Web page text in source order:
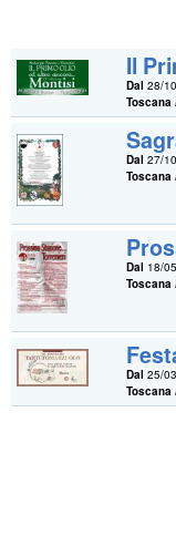
Il
Dal 28/
Toscana
Dal 27/
Toscana
Dal 18/
Toscana
Dal 25/
Toscana